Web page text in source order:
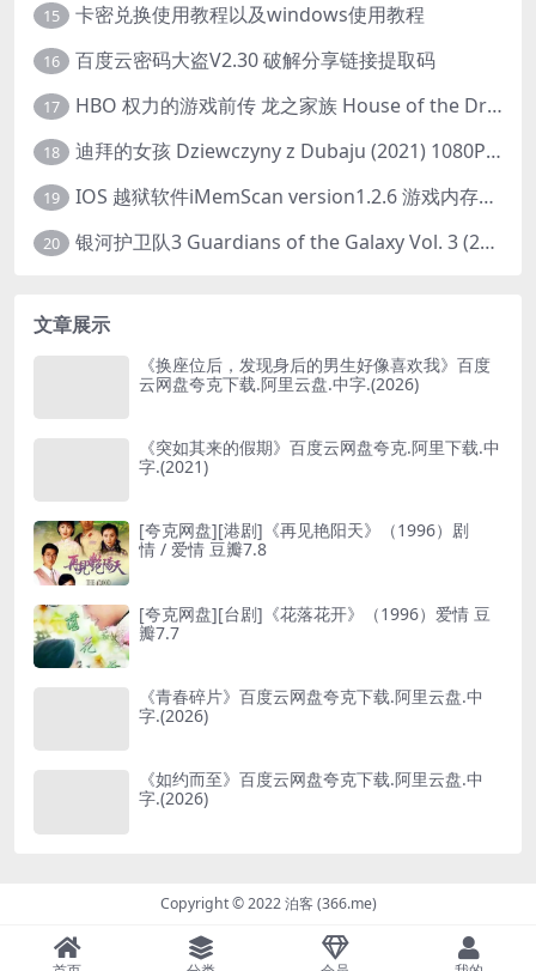
15 卡密兑换使用教程以及windows使用教程
16 百度云密码大盗V2.30 破解分享链接提取码
17 HBO 权力的游戏前传 龙之家族 House of the Dragon (2022) 中字 1080P 更新4集
18 迪拜的女孩 Dziewczyny z Dubaju (2021) 1080P 中字
19 IOS 越狱软件iMemScan version1.2.6 游戏内存修改器
20 银河护卫队3 Guardians of the Galaxy Vol. 3 (2023)4K高清资源1080p只分享精品
文章展示
《换座位后，发现身后的男生好像喜欢我》百度
云网盘夸克下载.阿里云盘.中字.(2026)
《突如其来的假期》百度云网盘夸克.阿里下载.中
字.(2021)
[夸克网盘][港剧]《再见艳阳天》（1996）剧
情 / 爱情 豆瓣7.8
[夸克网盘][台剧]《花落花开》（1996）爱情 豆
瓣7.7
《青春碎片》百度云网盘夸克下载.阿里云盘.中
字.(2026)
《如约而至》百度云网盘夸克下载.阿里云盘.中
字.(2026)
Copyright © 2022 泊客 (366.me)